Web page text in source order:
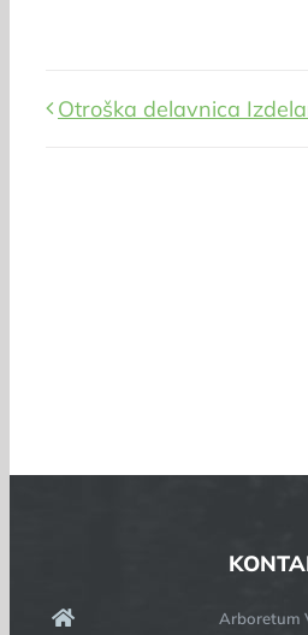
Otroška delavnica
Arboretum